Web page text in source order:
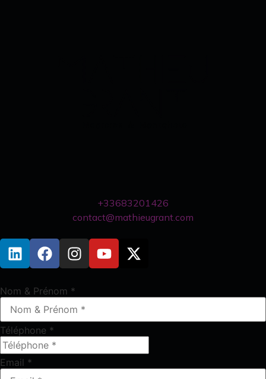
+33683201426
contact@mathieugrant.com
Nom & Prénom *
Téléphone *
Email *